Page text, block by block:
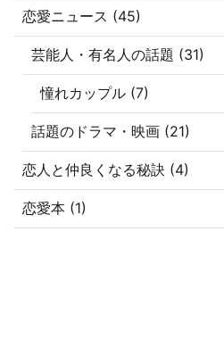
恋愛ニュース (45)
芸能人・有名人の話題 (31)
憧れカップル (7)
話題のドラマ・映画 (21)
恋人と仲良くなる秘訣 (4)
恋愛本 (1)